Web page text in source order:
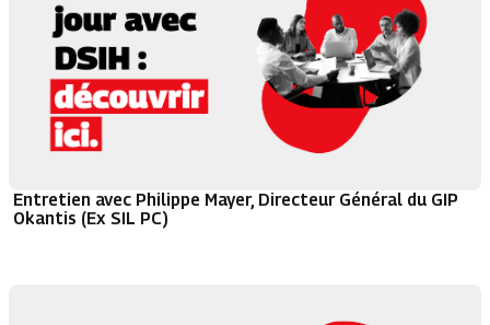
Entretien avec Philippe Mayer, Directeur Général du GIP
Okantis (Ex SIL PC)